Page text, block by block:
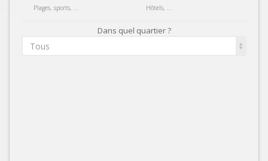
Plages, sports, ... Hôtels, ...
Dans quel quartier ?
Tous